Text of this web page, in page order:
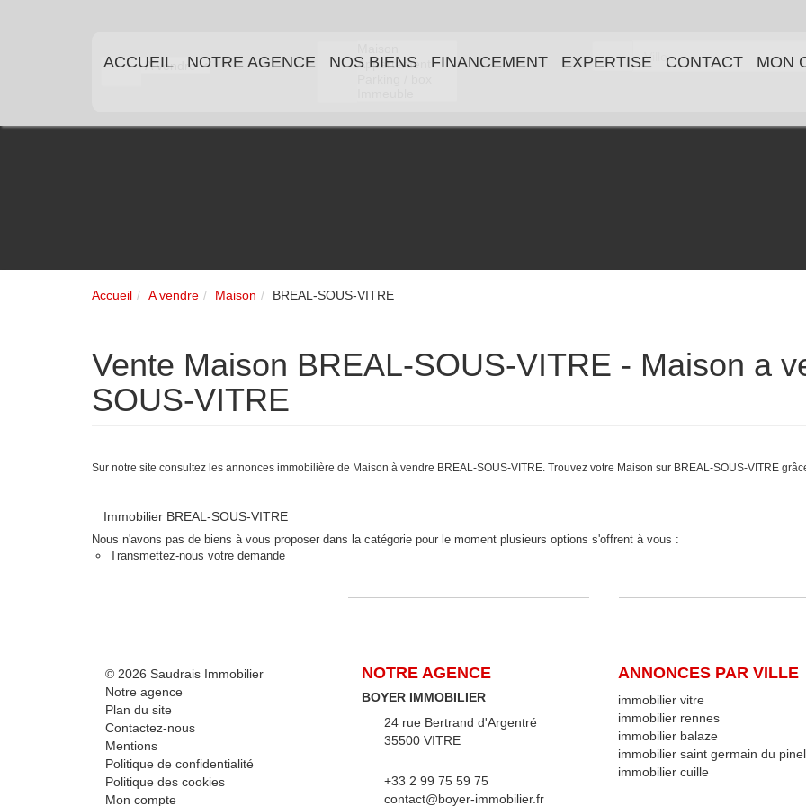
ACCUEIL NOTRE AGENCE NOS BIENS FINANCEMENT EXPERTISE CONTACT MON
Accueil A vendre Maison BREAL-SOUS-VITRE
Vente Maison BREAL-SOUS-VITRE - Maison a vendre à BREAL-SOUS-
VITRE
Sur notre site consultez les annonces immobilière de Maison à vendre BREAL-SOUS-VITRE. Trouvez votre Maison sur BREAL-SOUS-VITRE
Immobilier BREAL-SOUS-VITRE
Nous n'avons pas de biens à vous proposer dans la catégorie pour le moment plusieurs options s'offrent à vous :
Transmettez-nous votre demande
© 2026 Saudrais Immobilier
Notre agence
Plan du site
Contactez-nous
Mentions
Politique de confidentialité
Politique des cookies
Mon compte
NOTRE AGENCE
BOYER IMMOBILIER
24 rue Bertrand d'Argentré
35500 VITRE
+33 2 99 75 59 75
contact@boyer-immobilier.fr
ANNONCES PAR VILLE
immobilier vitre
immobilier rennes
immobilier balaze
immobilier saint germain du pinel
immobilier cuille